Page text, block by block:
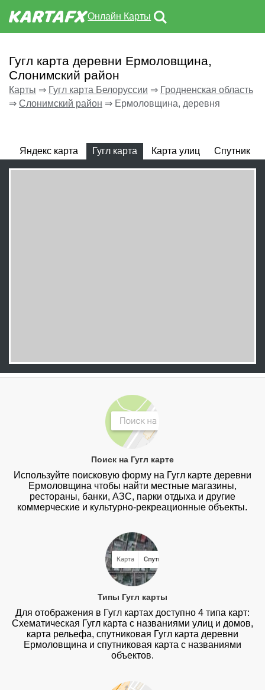
Онлайн Карты
Гугл карта деревни Ермоловщина,
Слонимский район
Карты ⇒ Гугл карта Белоруссии ⇒ Гродненская область
⇒ Слонимский район ⇒ Ермоловщина, деревня
Яндекс карта Гугл карта Карта улиц Спутник
Поиск на Гугл карте
Используйте поисковую форму на Гугл карте деревни
Ермоловщина чтобы найти местные магазины,
рестораны, банки, АЗС, парки отдыха и другие
коммерческие и культурно-рекреационные объекты.
Типы Гугл карты
Для отображения в Гугл картах доступно 4 типа карт:
Схематическая Гугл карта с названиями улиц и домов,
карта рельефа, спутниковая Гугл карта деревни
Ермоловщина и спутниковая карта с названиями
объектов.